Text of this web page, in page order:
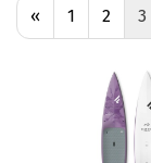
« 1 2 3